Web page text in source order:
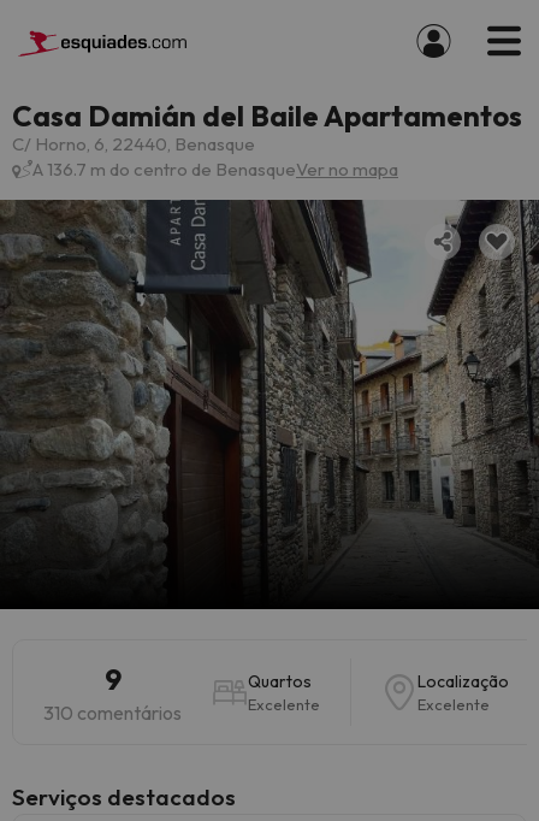
Casa Damián del Baile Apartamentos
C/ Horno, 6, 22440, Benasque
A 136.7 m do centro de BenasqueVer no mapa
9
310 comentários
Quartos
Excelente
Localização
Excelente
Serviços destacados